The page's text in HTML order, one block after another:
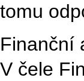
tomu
Finanční
V čele